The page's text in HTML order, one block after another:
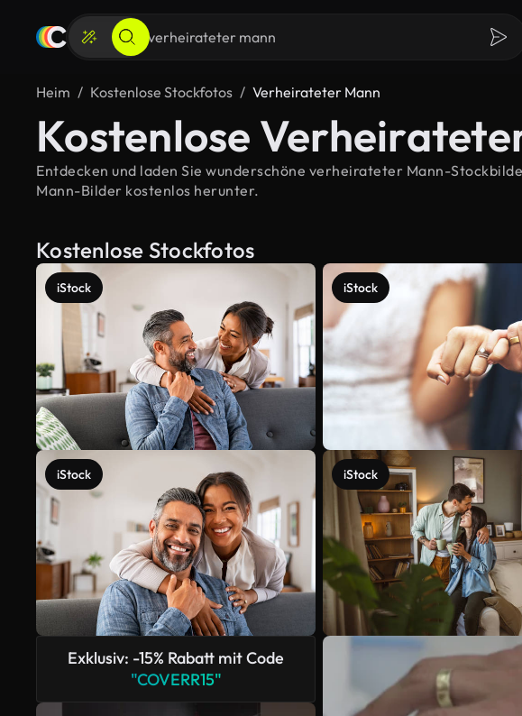
Heim Kostenlose Stockfotos Verheirateter Mann
Kostenlose
Entdecken und laden Sie wunderschöne verheirateter Mann-
Mann-Bilder kostenlos herunter.
Kostenlose Stockfotos
iStock
iStock
Exklusiv: -15% Rabatt mit Code
"COVERR15"
iStock
iStock